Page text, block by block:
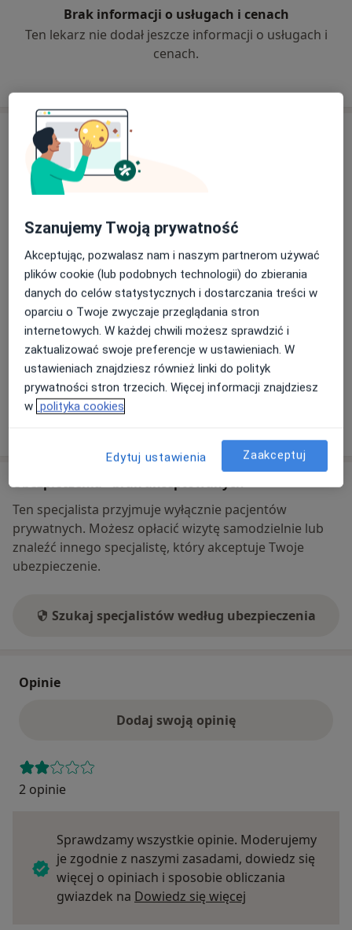
Brak informacji o usługach i cenach
Ten lekarz nie dodał jeszcze informacji o usługach i
cenach.
Adres
Samodzielny Publiczny Zakład
Podstawowej Opieki Zdrowotnej w
Kościelna 136,21-200Parczew
Powiększ mapęotwiera się w nowej karcie
Dostępność
W tym gabinecie nie można umawiać wizyt przez
internet
Co mam zrobić w tej sytuacji?
Ubezpieczenia - brak akceptowanych
Ten specjalista przyjmuje wyłącznie pacjentów
prywatnych. Możesz opłacić wizytę samodzielnie lub
znaleźć innego specjalistę, który akceptuje Twoje
ubezpieczenie.
Szukaj specjalistów według ubezpieczenia
Opinie
Dodaj swoją opinię
2 opinie
Sprawdzamy wszystkie opinie. Moderujemy
je zgodnie z naszymi zasadami, dowiedz się
więcej o opiniach i sposobie obliczania
gwiazdek na Dowiedz się więcej
Szanujemy Twoją prywatność
Akceptując, pozwalasz nam i naszym partnerom używać
plików cookie (lub podobnych technologii) do zbierania
danych do celów statystycznych i dostarczania treści w
oparciu o Twoje zwyczaje przeglądania stron
internetowych. W każdej chwili możesz sprawdzić i
zaktualizować swoje preferencje w ustawieniach. W
ustawieniach znajdziesz również linki do polityk
prywatności stron trzecich. Więcej informacji znajdziesz
w polityka cookies
Edytuj ustawienia Zaakceptuj